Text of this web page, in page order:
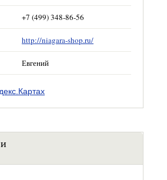
+7 (499) 348-86-56
http://niagara-shop.ru/
Евгений